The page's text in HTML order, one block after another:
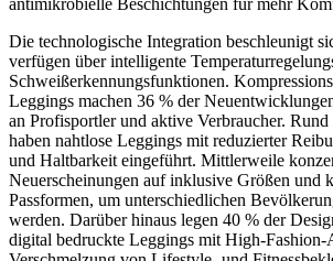
antimikrobielle Beschichtungen für mehr
Die technologische Integration beschleunigt
verfügen über intelligente
Schweißerkennungsfunktionen.
Leggings machen 36 % der
an Profisportler und aktive Verbraucher.
haben nahtlose Leggings mit reduzierter
und Haltbarkeit eingeführt. Mittlerweile
Neuerscheinungen auf inklusive Größen und
Passformen, um unterschiedlichen
werden. Darüber hinaus legen 40 % der
digital bedruckte Leggings mit High-Fashion-